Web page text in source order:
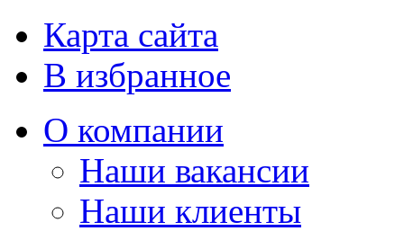
Карта сайта
В избранное
О компании
Наши вакансии
Наши клиенты